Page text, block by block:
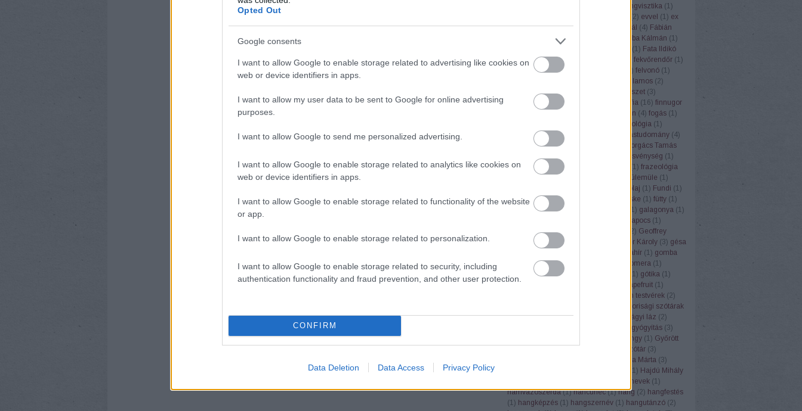
Opted Out
Google consents
I want to allow Google to enable storage related to advertising like cookies on
web or device identifiers in apps.
I want to allow my user data to be sent to Google for online advertising
purposes.
I want to allow Google to send me personalized advertising.
I want to allow Google to enable storage related to analytics like cookies on
web or device identifiers in apps.
I want to allow Google to enable storage related to functionality of the website
or app.
I want to allow Google to enable storage related to personalization.
I want to allow Google to enable storage related to security, including
authentication functionality and fraud prevention, and other user protection.
CONFIRM
Data Deletion Data Access Privacy Policy
eurolingvisztika (1)
(2) evvel (1) ex
libris (1) Ezópus (2) ezzel Fábián Pál (4) Fábián
fagyi Faluba Kálmán (1)
(1) Fata Ildikó
(2 ) fazék (1) fehér gólya fekvőrendőr (1)
(2) felelősség ) felvonó (1)
fényvillamos (2)
Ferenc pápa (1) festészet (3)
fideszburger
fíling filozófia (16) finnugor
főbűn (4) fogás (1)
fonológia (1)
fonoszemantika
(1 fordítástudomány (4)
Fordítókalauz (1)
Forgács Tamás
fösvénység (1)
frájer
) franc (1) frazeológia
fülemüle (1)
fülolaj (1) Fundi (1)
funkcionalizmus ( füsti fecske (1) fütty (1)
füttybeszéd (1) füttynelv 1) galagonya (1)
gemkapocs (1)
genderelmélet (1 2) Geoffrey
Chaucer
germanizmus Gerstner Károly (3) gésa
gólyahír (1) gomba
gombanevek ( Gomera (1)
Google
(1) górugrány 1) gótika (1)
grapefruit (1)
Grimm testvérek (2)
gyakorisági szótárak
(1) gyász (6) gyereknyelv gyermekágyi láz (2)
gyógyítás (3)
gyöngy (1) Győrött
gyümölcsnévszótár (3)
H. Varga Márta (3)
1) Hajdú Mihály
halnevek (1)
hamvazószerda (1) hancúrléc (1) hang (2) hangfestés
(1) hangképzés (1) hangszernév (1) hangutánzó (2)